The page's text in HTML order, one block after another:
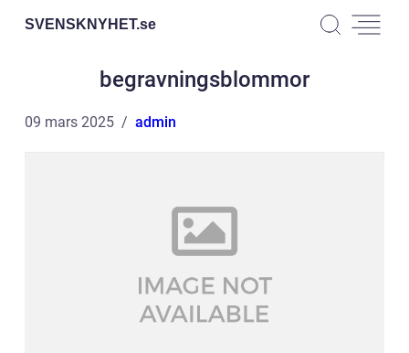
SVENSKNYHET.se
begravningsblommor
09 mars 2025 admin